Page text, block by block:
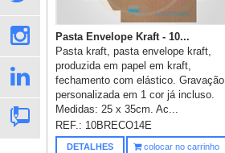
Pasta Envelope Kraft - 10...
Pasta kraft, pasta envelope kraft,
produzida em papel em kraft,
fechamento com elástico. Gravação
personalizada em 1 cor já incluso.
Medidas: 25 x 35cm. Ac...
REF.: 10BRECO14E
DETALHES colocar no carrinho